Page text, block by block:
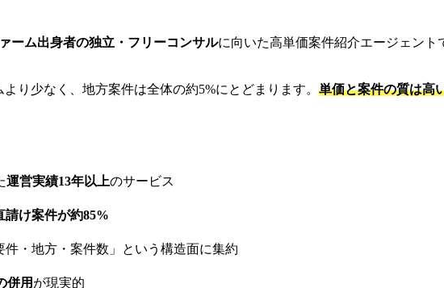
ーム出身者の独立・フリーコンサルに向いた高単価案件紹介エージェント
り少なく、地方案件は全体の約5%にとどまります。 単価と案件の質は高
運営実績13年以上のサービス
請け案件が約85%
件・地方・案件数」という構造面に集約
併用 が現実的